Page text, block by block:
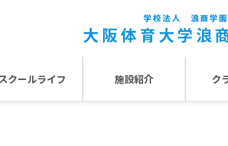
クールライフ 施設紹介 ク